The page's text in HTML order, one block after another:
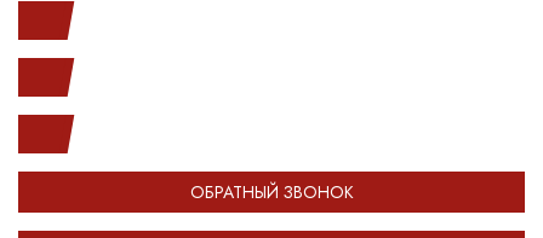
ОБРАТНЫЙ ЗВОНОК